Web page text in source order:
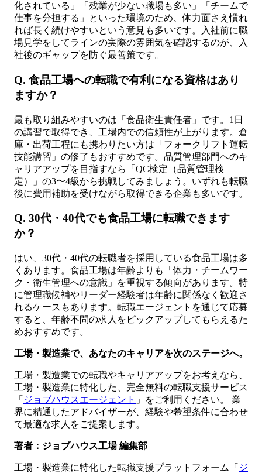
化されている」「残業が少ない職場も多い」「チームで
仕事を分担する」といった環境のため、体力面さえ慣れ
れば長く続けやすいという意見も多いです。入社前に職
場見学をしてラインの実際の雰囲気を確認するのが、入
社後のギャップを防ぐ最善策です。
Q. 食品工場への転職で有利になる資格はあり
ますか？
最も取り組みやすいのは「食品衛生責任者」です。1日
の講習で取得でき、工場内での信頼性が上がります。倉
庫・出荷工程にも携わりたい方は「フォークリフト運転
技能講習」の修了もおすすめです。品質管理部門へのキ
ャリアアップを目指すなら「QC検定（品質管理検
定）」の3〜4級から挑戦してみましょう。いずれも転職
後に費用補助を受けながら取得できる企業も多いです。
Q. 30代・40代でも食品工場に転職できます
か？
はい、30代・40代の転職者を採用している食品工場は多
くあります。食品工場は年齢よりも「体力・チームワー
ク・衛生管理への意識」を重視する傾向があります。特
に管理職候補やリーダー経験者は年齢に関係なく歓迎さ
れるケースもあります。転職エージェントを通じて応募
すると、年齢不問の求人をピックアップしてもらえるた
めおすすめです。
工場・製造業で、あなたのキャリアを次のステージへ。
工場・製造業での転職やキャリアアップをお考えなら、
工場・製造業に特化した、完全無料の転職支援サービス
「 ジョブハウスエージェント 」をご利用ください。 業
界に精通したアドバイザーが、経験や希望条件に合わせ
て最適な求人をご提案します。
著者：ジョブハウス工場 編集部
工場・製造業に特化した転職支援プラットフォーム「 ジ